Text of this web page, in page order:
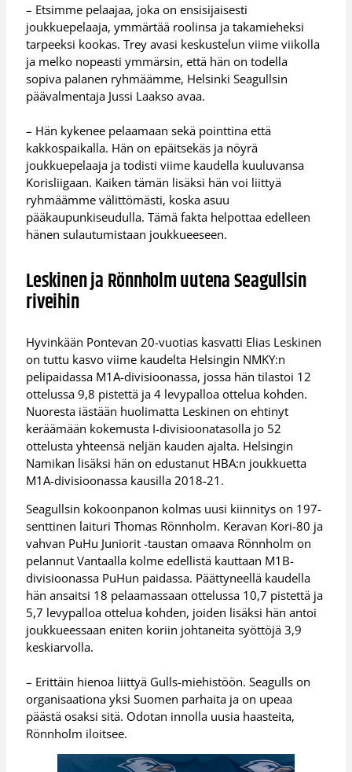
– Etsimme pelaajaa, joka on ensisijaisesti
joukkuepelaaja, ymmärtää roolinsa ja takamieheksi
tarpeeksi kookas. Trey avasi keskustelun viime viikolla
ja melko nopeasti ymmärsin, että hän on todella
sopiva palanen ryhmäämme, Helsinki Seagullsin
päävalmentaja Jussi Laakso avaa.
– Hän kykenee pelaamaan sekä pointtina että
kakkospaikalla. Hän on epäitsekäs ja nöyrä
joukkuepelaaja ja todisti viime kaudella kuuluvansa
Korisliigaan. Kaiken tämän lisäksi hän voi liittyä
ryhmäämme välittömästi, koska asuu
pääkaupunkiseudulla. Tämä fakta helpottaa edelleen
hänen sulautumistaan joukkueeseen.
Leskinen ja Rönnholm uutena Seagullsin
riveihin
Hyvinkään Pontevan 20-vuotias kasvatti Elias Leskinen
on tuttu kasvo viime kaudelta Helsingin NMKY:n
pelipaidassa M1A-divisioonassa, jossa hän tilastoi 12
ottelussa 9,8 pistettä ja 4 levypalloa ottelua kohden.
Nuoresta iästään huolimatta Leskinen on ehtinyt
keräämään kokemusta I-divisioonatasolla jo 52
ottelusta yhteensä neljän kauden ajalta. Helsingin
Namikan lisäksi hän on edustanut HBA:n joukkuetta
M1A-divisioonassa kausilla 2018-21.
Seagullsin kokoonpanon kolmas uusi kiinnitys on 197-
senttinen laituri Thomas Rönnholm. Keravan Kori-80 ja
vahvan PuHu Juniorit -taustan omaava Rönnholm on
pelannut Vantaalla kolme edellistä kauttaan M1B-
divisioonassa PuHun paidassa. Päättyneellä kaudella
hän ansaitsi 18 pelaamassaan ottelussa 10,7 pistettä ja
5,7 levypalloa ottelua kohden, joiden lisäksi hän antoi
joukkueessaan eniten koriin johtaneita syöttöjä 3,9
keskiarvolla.
– Erittäin hienoa liittyä Gulls-miehistöön. Seagulls on
organisaationa yksi Suomen parhaita ja on upeaa
päästä osaksi sitä. Odotan innolla uusia haasteita,
Rönnholm iloitsee.